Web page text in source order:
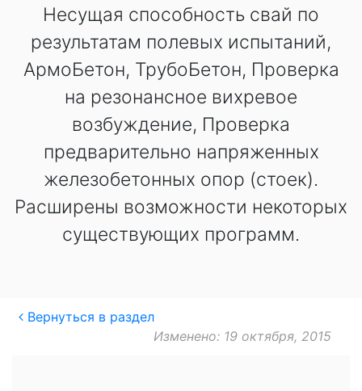
Несущая способность свай по
результатам полевых испытаний,
АрмоБетон, ТрубоБетон, Проверка
на резонансное вихревое
возбуждение, Проверка
предварительно напряженных
железобетонных опор (стоек).
Расширены возможности некоторых
существующих программ.
Вернуться в раздел
Изменено: 19 октября, 2015